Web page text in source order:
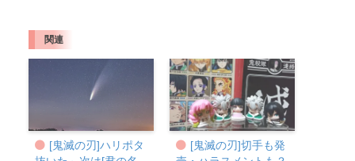
関連
[鬼滅の刃]ハリポタ
[鬼滅の刃]切手も発